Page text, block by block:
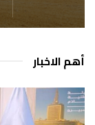
أهم الاخبار